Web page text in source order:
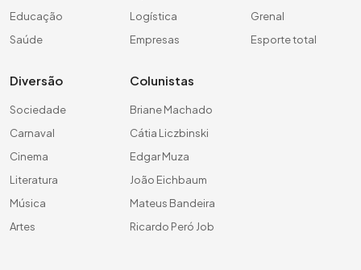
Educação
Saúde
Logística
Empresas
Grenal
Esporte total
Diversão
Sociedade
Carnaval
Cinema
Literatura
Música
Artes
Colunistas
Briane Machado
Cátia Liczbinski
Edgar Muza
João Eichbaum
Mateus Bandeira
Ricardo Peró Job